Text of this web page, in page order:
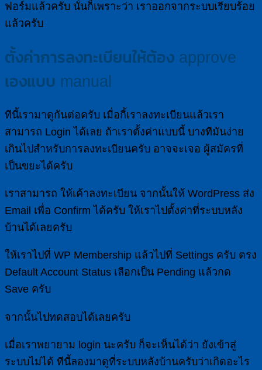
ฟอร์มแล้วครับ นั่นก็เพราะว่า เราออกจากระบบเรียบร้อย
แล้วครับ
ตั้งค่าการลงทะเบียนให้ต้อง approve
เองแบบ manual
ทีนี้เรามาดูกันต่อครับ เมื่อกี้เราลงทะเบียนแล้วเรา
สามารถ Login ได้เลย ถ้าเราตั้งค่าแบบนี้ บางทีมันง่าย
เกินไปสำหรับการลงทะเบียนครับ อาจจะเจอ ผู้สมัครที่
เป็นขยะได้ครับ
เราสามารถ ให้เค้าลงทะเบียน จากนั้นให้ WordPress ส่ง
Email เพื่อ Confirm ได้ครับ ให้เราไปตั้งค่าที่ระบบหลัง
บ้านได้เลยครับ
ให้เราไปที่ WP Membership แล้วไปที่ Settings ครับ ตรง
Default Account Status เลือกเป็น Pending แล้วกด
Save ครับ
จากนั้นไปทดสอบได้เลยครับ
เมื่อเราพยายาม login นะครับ ก็จะเห็นได้ว่า ยังเข้าสู่
ระบบไม่ได้ ทีนี้ลองมาดูที่ระบบหลังบ้านครับว่าเกิดอะไร